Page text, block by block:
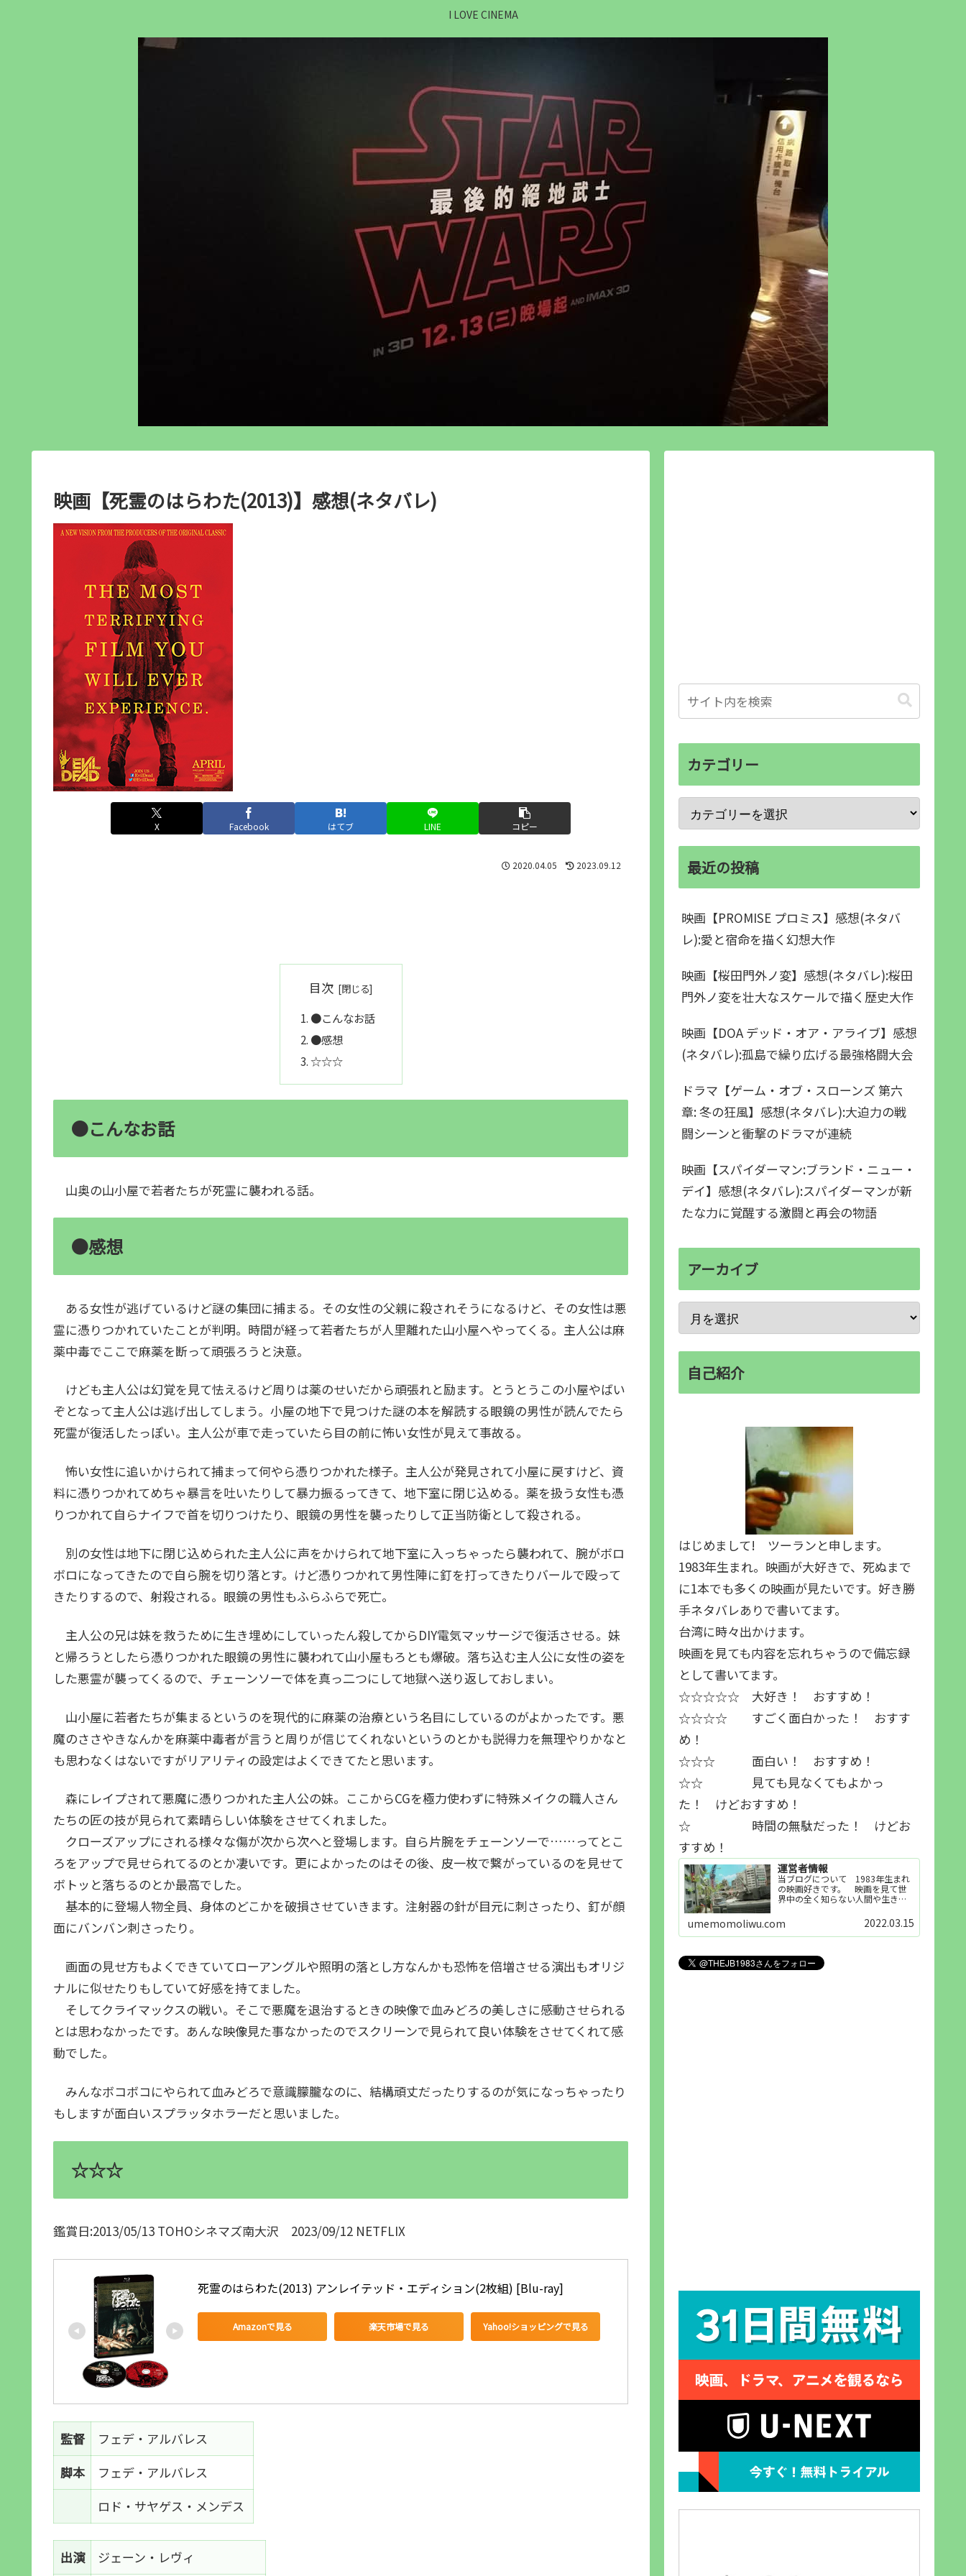
I LOVE CINEMA
映画【死霊のはらわた(2013)】感想(ネタバレ)
X Facebook はてブ LINE コピー
2020.04.05 2023.09.12
目次
●こんなお話
●感想
☆☆☆
●こんなお話
山奥の山小屋で若者たちが死霊に襲われる話。
●感想
ある女性が逃げているけど謎の集団に捕まる。その女性の父親に殺されそうになるけど、その女性は悪
霊に憑りつかれていたことが判明。時間が経って若者たちが人里離れた山小屋へやってくる。主人公は麻
薬中毒でここで麻薬を断って頑張ろうと決意。
けども主人公は幻覚を見て怯えるけど周りは薬のせいだから頑張れと励ます。とうとうこの小屋やばい
ぞとなって主人公は逃げ出してしまう。小屋の地下で見つけた謎の本を解読する眼鏡の男性が読んでたら
死霊が復活したっぽい。主人公が車で走っていたら目の前に怖い女性が見えて事故る。
怖い女性に追いかけられて捕まって何やら憑りつかれた様子。主人公が発見されて小屋に戻すけど、資
料に憑りつかれてめちゃ暴言を吐いたりして暴力振るってきて、地下室に閉じ込める。薬を扱う女性も憑
りつかれて自らナイフで首を切りつけたり、眼鏡の男性を襲ったりして正当防衛として殺される。
別の女性は地下に閉じ込められた主人公に声をかけられて地下室に入っちゃったら襲われて、腕がボロ
ボロになってきたので自ら腕を切り落とす。けど憑りつかれて男性陣に釘を打ってきたりバールで殴って
きたりするので、射殺される。眼鏡の男性もふらふらで死亡。
主人公の兄は妹を救うために生き埋めにしていったん殺してからDIY電気マッサージで復活させる。妹
と帰ろうとしたら憑りつかれた眼鏡の男性に襲われて山小屋もろとも爆破。落ち込む主人公に女性の姿を
した悪霊が襲ってくるので、チェーンソーで体を真っ二つにして地獄へ送り返しておしまい。
山小屋に若者たちが集まるというのを現代的に麻薬の治療という名目にしているのがよかったです。悪
魔のささやきなんかを麻薬中毒者が言うと周りが信じてくれないというのとかも説得力を無理やりかなと
も思わなくはないですがリアリティの設定はよくできてたと思います。
森にレイプされて悪魔に憑りつかれた主人公の妹。ここからCGを極力使わずに特殊メイクの職人さん
たちの匠の技が見られて素晴らしい体験をさせてくれました。
クローズアップにされる様々な傷が次から次へと登場します。自ら片腕をチェーンソーで……ってとこ
ろをアップで見せられてるのとか凄いです。更によかったのはその後、皮一枚で繋がっているのを見せて
ボトッと落ちるのとか最高でした。
基本的に登場人物全員、身体のどこかを破損させていきます。注射器の針が目元に刺さったり、釘が顔
面にバンバン刺さったり。
画面の見せ方もよくできていてローアングルや照明の落とし方なんかも恐怖を倍増させる演出もオリジ
ナルに似せたりもしていて好感を持てました。
そしてクライマックスの戦い。そこで悪魔を退治するときの映像で血みどろの美しさに感動させられる
とは思わなかったです。あんな映像見た事なかったのでスクリーンで見られて良い体験をさせてくれて感
動でした。
みんなボコボコにやられて血みどろで意識朦朧なのに、結構頑丈だったりするのが気になっちゃったり
もしますが面白いスプラッタホラーだと思いました。
☆☆☆
鑑賞日:2013/05/13 TOHOシネマズ南大沢 2023/09/12 NETFLIX
死霊のはらわた(2013) アンレイテッド・エディション(2枚組) [Blu-ray]
Amazonで見る 楽天市場で見る Yahoo!ショッピングで見る
監督
フェデ・アルバレス
脚本
フェデ・アルバレス
ロド・サヤゲス・メンデス
出演 ジェーン・レヴィ
カテゴリー
最近の投稿
映画【PROMISE プロミス】感想(ネタバ
レ):愛と宿命を描く幻想大作
映画【桜田門外ノ変】感想(ネタバレ):桜田
門外ノ変を壮大なスケールで描く歴史大作
映画【DOA デッド・オア・アライブ】感想
(ネタバレ):孤島で繰り広げる最強格闘大会
ドラマ【ゲーム・オブ・スローンズ 第六
章: 冬の狂風】感想(ネタバレ):大迫力の戦
闘シーンと衝撃のドラマが連続
映画【スパイダーマン:ブランド・ニュー・
デイ】感想(ネタバレ):スパイダーマンが新
たな力に覚醒する激闘と再会の物語
アーカイブ
自己紹介
はじめまして! ツーランと申します。
1983年生まれ。映画が大好きで、死ぬまで
に1本でも多くの映画が見たいです。好き勝
手ネタバレありで書いてます。
台湾に時々出かけます。
映画を見ても内容を忘れちゃうので備忘録
として書いてます。
☆☆☆☆☆ 大好き！ おすすめ！
☆☆☆☆ すごく面白かった！ おすす
め！
☆☆☆ 面白い！ おすすめ！
☆☆ 見ても見なくてもよかっ
た！ けどおすすめ！
☆ 時間の無駄だった！ けどお
すすめ！
運営者情報
当ブログについて 1983年生まれ
の映画好きです。 映画を見て世
界中の全く知らない人間や生き物
世界知らない世界に触れることが
好きで映画を見てます。「映画を
見られれば幸福度を高い」とわか
umemomoliwu.com 2022.03.15